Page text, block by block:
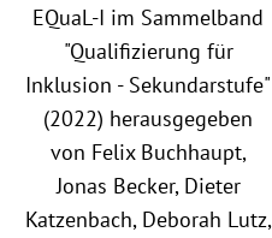
EQuaL-I im Sammelband
"Qualifizierung für
Inklusion - Sekundarstufe"
(2022) herausgegeben
von Felix Buchhaupt,
Jonas Becker, Dieter
Katzenbach, Deborah Lutz,